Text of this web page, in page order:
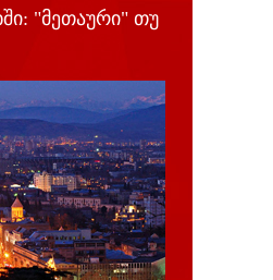
"მეთაური" თუ